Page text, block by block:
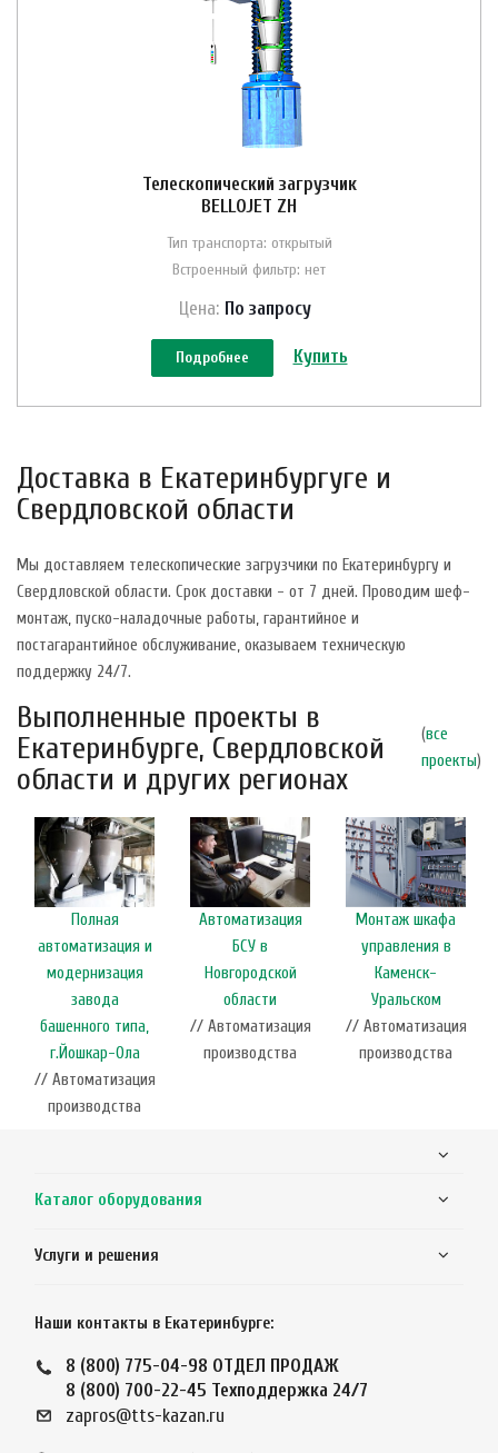
Телескопический загрузчик
BELLOJET ZH
Тип транспорта: открытый
Встроенный фильтр: нет
Цена: По запросу
Подробнее Купить
Доставка в Екатеринбургуге и
Свердловской области
Мы доставляем телескопические загрузчики по Екатеринбургу и
Свердловской области. Срок доставки - от 7 дней. Проводим шеф-
монтаж, пуско-наладочные работы, гарантийное и
постагарантийное обслуживание, оказываем техническую
поддержку 24/7.
Выполненные проекты в
Екатеринбурге, Свердловской
области и других регионах
(все
проекты)
Полная
автоматизация и
модернизация
завода
башенного типа,
г.Йошкар-Ола
// Автоматизация
производства
Автоматизация
БСУ в
Новгородской
области
// Автоматизация
производства
Монтаж шкафа
управления в
Каменск-
Уральском
// Автоматизация
производства
Каталог оборудования
Услуги и решения
Наши контакты в Екатеринбурге:
8 (800) 775-04-98 ОТДЕЛ ПРОДАЖ
8 (800) 700-22-45 Техподдержка 24/7
zapros@tts-kazan.ru